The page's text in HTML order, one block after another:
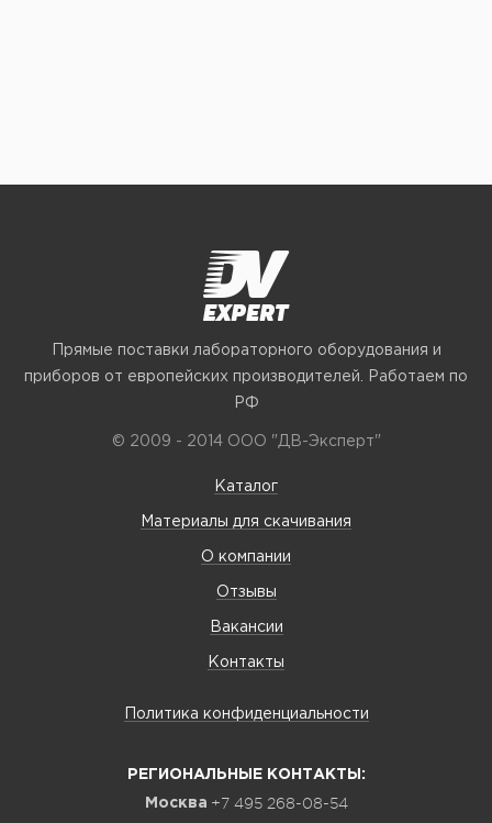
Прямые поставки лабораторного оборудования и
приборов от европейских производителей. Работаем по
РФ
© 2009 - 2014 ООО "ДВ-Эксперт"
Каталог
Материалы для скачивания
О компании
Отзывы
Вакансии
Контакты
Политика конфиденциальности
РЕГИОНАЛЬНЫЕ КОНТАКТЫ:
Москва +7 495 268-08-54